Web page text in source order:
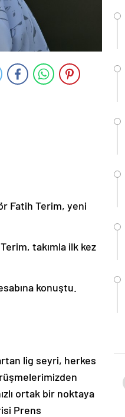
Fatih Terim, yeni
takımla ilk kez
konuştu.
lig seyri, herkes
ortak bir noktaya
Prens